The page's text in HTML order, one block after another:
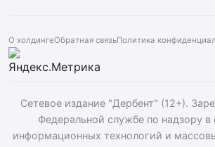
О холдингеОбратная связьПолитика
Сетевое издание "Дербент" (12+).
Федеральной службе по надзору в
информационных технологий и